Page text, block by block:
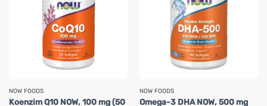
NOW FOODS
Koenzim Q10 NOW, 100 mg (50
NOW FOODS
Omega-3 DHA NOW, 500 mg